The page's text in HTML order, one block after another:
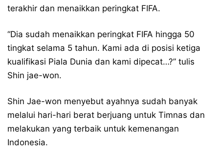
terakhir dan menaikkan peringkat FIFA.
“Dia sudah menaikkan peringkat FIFA hingga 50
tingkat selama 5 tahun. Kami ada di posisi ketiga
kualifikasi Piala Dunia dan kami dipecat…?” tulis
Shin jae-won.
Shin Jae-won menyebut ayahnya sudah banyak
melalui hari-hari berat berjuang untuk Timnas dan
melakukan yang terbaik untuk kemenangan
Indonesia.